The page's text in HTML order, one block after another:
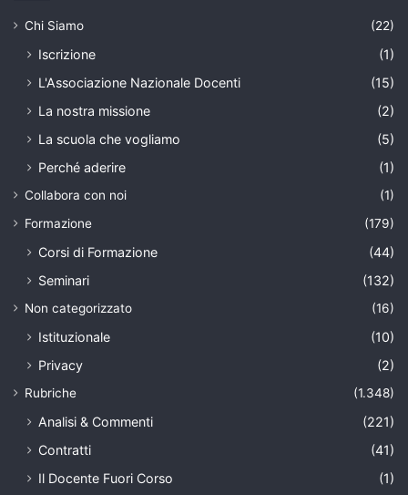
Chi Siamo (22)
Iscrizione
(1)
L'Associazione Nazionale Docenti
(15)
La nostra missione
(2)
La scuola che vogliamo
(5)
Perché aderire
(1)
Collabora con noi
(1)
Formazione
(179)
Corsi di Formazione
(44)
Seminari
(132)
Non categorizzato (16)
Istituzionale
(10)
Privacy
(2)
Rubriche (1.348)
Analisi & Commenti
(221)
Contratti
(41)
Il Docente Fuori Corso
(1)